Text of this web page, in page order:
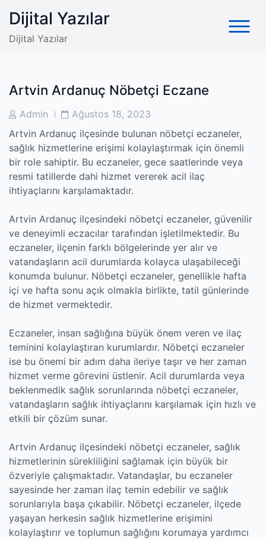
content
Dijital Yazılar
Dijital Yazılar
Artvin Ardanuç Nöbetçi Eczane
PostAdmin
PostAğustos 18, 2023
Artvin Ardanuç ilçesinde bulunan nöbetçi eczaneler,
sağlık hizmetlerine erişimi kolaylaştırmak için önemli
bir role sahiptir. Bu eczaneler, gece saatlerinde veya
resmi tatillerde dahi hizmet vererek acil ilaç
ihtiyaçlarını karşılamaktadır.
Artvin Ardanuç ilçesindeki nöbetçi eczaneler, güvenilir
ve deneyimli eczacılar tarafından işletilmektedir. Bu
eczaneler, ilçenin farklı bölgelerinde yer alır ve
vatandaşların acil durumlarda kolayca ulaşabileceği
konumda bulunur. Nöbetçi eczaneler, genellikle hafta
içi ve hafta sonu açık olmakla birlikte, tatil günlerinde
de hizmet vermektedir.
Eczaneler, insan sağlığına büyük önem veren ve ilaç
teminini kolaylaştıran kurumlardır. Nöbetçi eczaneler
ise bu önemi bir adım daha ileriye taşır ve her zaman
hizmet verme görevini üstlenir. Acil durumlarda veya
beklenmedik sağlık sorunlarında nöbetçi eczaneler,
vatandaşların sağlık ihtiyaçlarını karşılamak için hızlı ve
etkili bir çözüm sunar.
Artvin Ardanuç ilçesindeki nöbetçi eczaneler, sağlık
hizmetlerinin sürekliliğini sağlamak için büyük bir
özveriyle çalışmaktadır. Vatandaşlar, bu eczaneler
sayesinde her zaman ilaç temin edebilir ve sağlık
sorunlarıyla başa çıkabilir. Nöbetçi eczaneler, ilçede
yaşayan herkesin sağlık hizmetlerine erişimini
kolaylaştırır ve toplumun sağlığını korumaya yardımcı